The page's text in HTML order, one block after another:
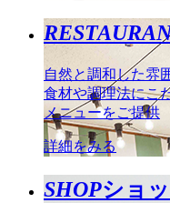
自然と調和した雰
食材や調理法にこ
メニューをご提供
詳細をみる
SHOPショ